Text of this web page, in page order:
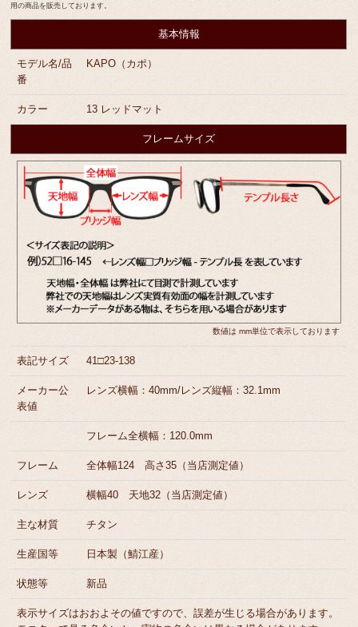
用の商品を販売しております。
基本情報
モデル名/品
番
KAPO（カポ）
カラー 13 レッドマット
フレームサイズ
数値は mm単位で表示しております
表記サイズ 41□23-138
メーカー公
表値
レンズ横幅：40mm/レンズ縦幅：32.1mm
フレーム全横幅：120.0mm
フレーム 全体幅124 高さ35（当店測定値）
レンズ 横幅40 天地32（当店測定値）
主な材質 チタン
生産国等 日本製（鯖江産）
状態等 新品
表示サイズはおおよその値ですので、誤差が生じる場合があります。